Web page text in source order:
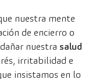
nuestra mente
de encierro o
nuestra salud
irritabilidad e
insistamos en lo